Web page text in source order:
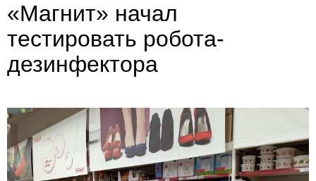
«Магнит» начал
тестировать робота-
дезинфектора